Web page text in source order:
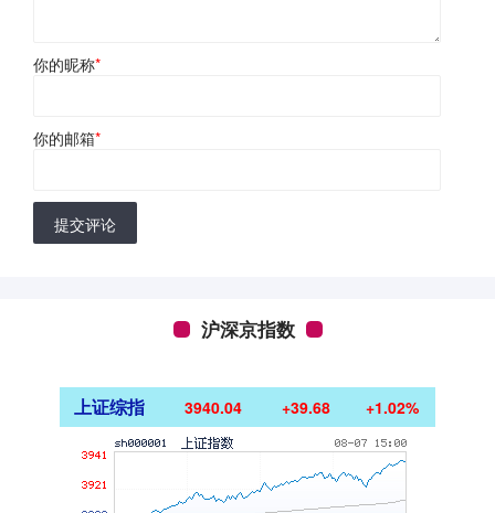
你的昵称*
你的邮箱*
提交评论
沪深京指数
上证综指 3940.04 +39.68 +1.02%